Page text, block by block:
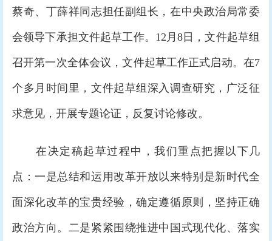
蔡奇、丁薛祥同志担任副组长，在中央政治局常委
会领导下承担文件起草工作。12月8日，文件起草组
召开第一次全体会议，文件起草工作正式启动。在7
个多月时间里，文件起草组深入调查研究，广泛征
求意见，开展专题论证，反复讨论修改。
在决定稿起草过程中，我们重点把握以下几
点：一是总结和运用改革开放以来特别是新时代全
面深化改革的宝贵经验，确定遵循原则，坚持正确
政治方向。二是紧紧围绕推进中国式现代化、落实